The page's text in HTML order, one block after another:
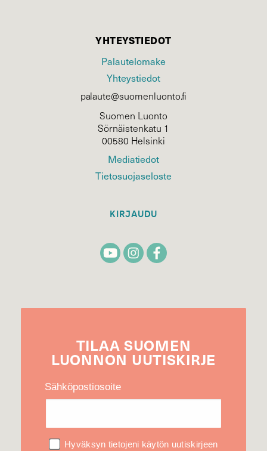
YHTEYSTIEDOT
Palautelomake
Yhteystiedot
palaute@suomenluonto.fi
Suomen Luonto
Sörnäistenkatu 1
00580 Helsinki
Mediatiedot
Tietosuojaseloste
KIRJAUDU
TILAA SUOMEN
LUONNON UUTIS­KIRJE
Sähköpostiosoite
Hyväksyn tietojeni käytön uutiskirjeen